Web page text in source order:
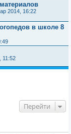
2014, 16:22
в школе 8
11:52
Перейти